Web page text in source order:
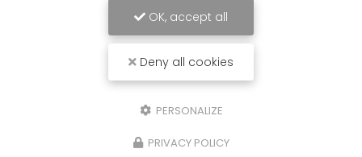
OK, accept all
Deny all cookies
PERSONALIZE
PRIVACY POLICY